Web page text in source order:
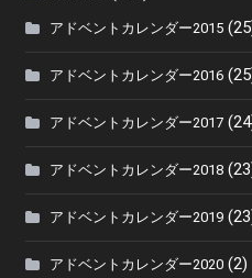
アドベントカレンダー2015
アドベントカレンダー2016
アドベントカレンダー2017
アドベントカレンダー2018
アドベントカレンダー2019
アドベントカレンダー2020 (2)